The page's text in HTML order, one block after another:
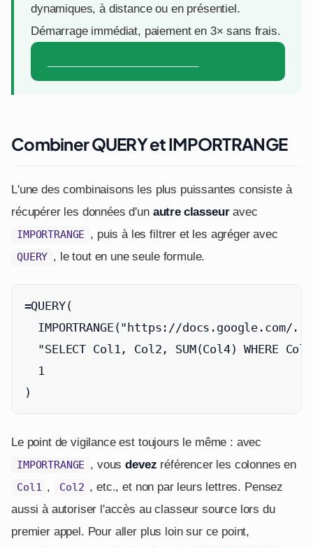
dynamiques, à distance ou en présentiel.
Démarrage immédiat, paiement en 3× sans frais.
Combiner QUERY et IMPORTRANGE
L'une des combinaisons les plus puissantes consiste à
récupérer les données d'un autre classeuravec
IMPORTRANGE , puis à les filtrer et les agréger avec
QUERY , le tout en une seule formule.
=QUERY(
IMPORTRANGE("https://docs.google.com/
"SELECT Col1, Col2, SUM(Col4) WHERE
  1
)
Le point de vigilance est toujours le même : avec
IMPORTRANGE , vousdevez référencer les colonnes en
Col1 , Col2 , etc., et non par leurs lettres. Pensez
aussi à autoriser l'accès au classeur source lors du
premier appel. Pour aller plus loin sur ce point,